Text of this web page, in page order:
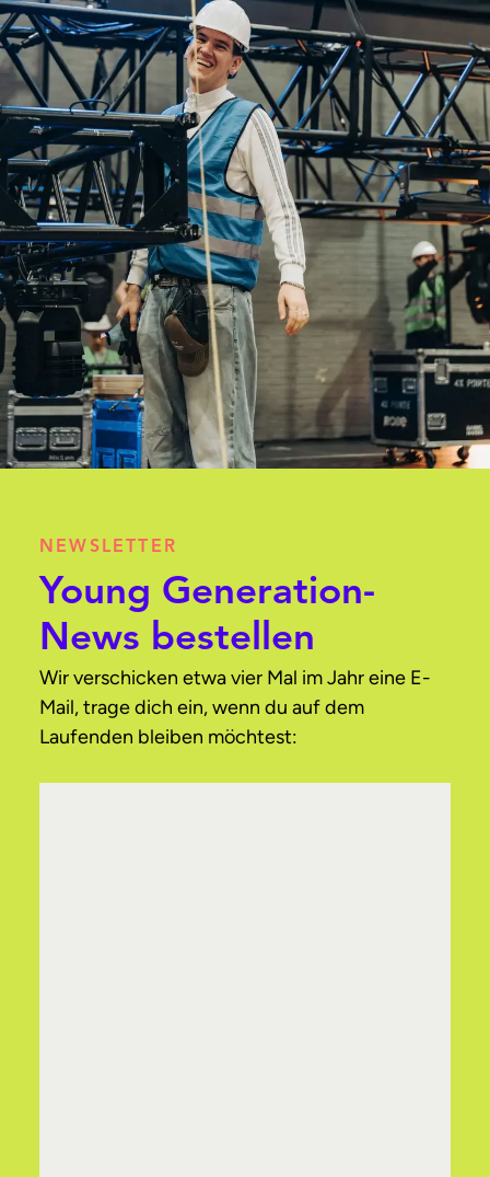
NEWSLETTER
Young Generation-
News bestellen
Wir verschicken etwa vier Mal im Jahr eine E-
Mail, trage dich ein, wenn du auf dem
Laufenden bleiben möchtest: